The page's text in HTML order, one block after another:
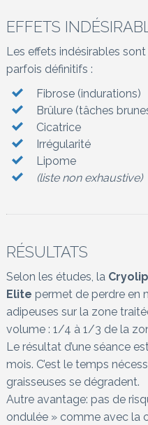
EFFETS
Les effets indésirables
parfois définitifs :
Fibrose (indurations)
Brûlure (tâches
Cicatrice
Irrégularité
Lipome
(liste non exhaustive)
RÉSULTATS
Selon les études, la
Elite permet de perdre en
adipeuses sur la zone
volume : 1/4 à 1/3 de la
Le résultat d’une séance
mois. C’est le temps
graisseuses se dégradent.
Autre avantage: pas de
ondulée » comme avec la